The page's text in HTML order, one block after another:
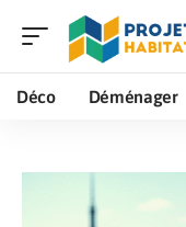
Déco Déménager